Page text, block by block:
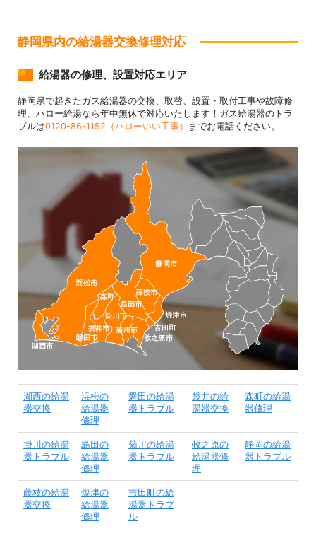
静岡県内の給湯器交換修理対応
給湯器の修理、設置対応エリア
静岡県で起きたガス給湯器の交換、取替、設置・取付工事や故障修
理、ハロー給湯なら年中無休で対応いたします！ガス給湯器のトラ
ブルは0120-86-1152（ハローいい工事） までお電話ください。
湖西の給湯
器交換
浜松の
給湯器
修理
磐田の給湯
器トラブル
袋井の給
湯器交換
森町の給湯
器修理
掛川の給湯
器トラブル
島田の
給湯器
修理
菊川の給湯
器トラブル
牧之原の
給湯器修
理
静岡の給湯
器トラブル
藤枝の給湯
器交換
焼津の
給湯器
修理
吉田町の給
湯器トラブ
ル